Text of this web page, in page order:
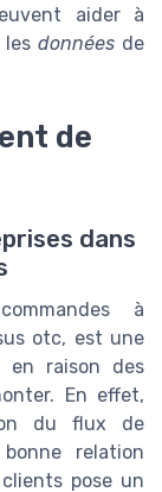
aider à
les données de
de
dans
à
otc, est une
en raison des
En effet,
du flux de
relation
pose un